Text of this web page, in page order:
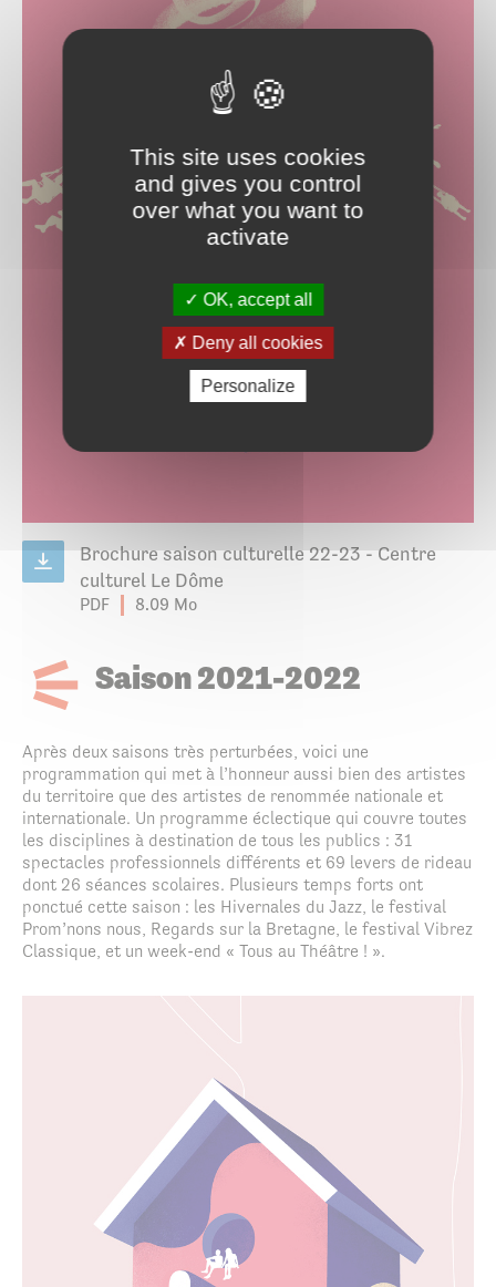
Brochure saison culturelle 22-23 - Centre
culturel Le Dôme
PDF 8.09 Mo
Saison 2021-2022
Après deux saisons très perturbées, voici une
programmation qui met à l’honneur aussi bien des artistes
du territoire que des artistes de renommée nationale et
internationale. Un programme éclectique qui couvre toutes
les disciplines à destination de tous les publics : 31
spectacles professionnels différents et 69 levers de rideau
dont 26 séances scolaires. Plusieurs temps forts ont
ponctué cette saison : les Hivernales du Jazz, le festival
Prom’nons nous, Regards sur la Bretagne,
le festival Vibrez
Classique, et un week-end « Tous au Théâtre ! ».
This site uses cookies
and gives you control
over what you want to
activate
OK, accept all
Deny all cookies
Personalize